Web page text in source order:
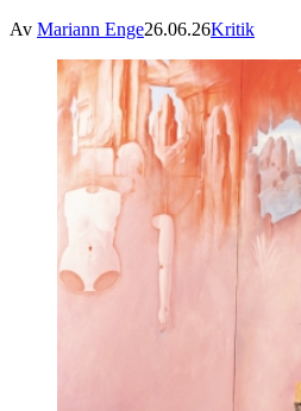
Av Mariann Enge26.06.26Kritik